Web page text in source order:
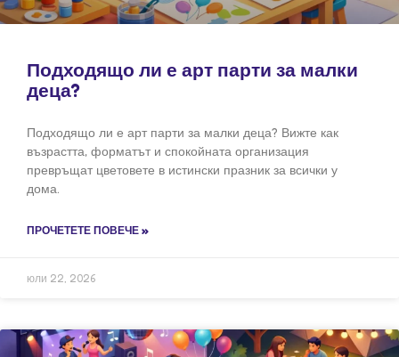
Подходящо ли е арт парти за малки
деца?
Подходящо ли е арт парти за малки деца? Вижте как
възрастта, форматът и спокойната организация
превръщат цветовете в истински празник за всички у
дома.
ПРОЧЕТЕТЕ ПОВЕЧЕ »
юли 22, 2026